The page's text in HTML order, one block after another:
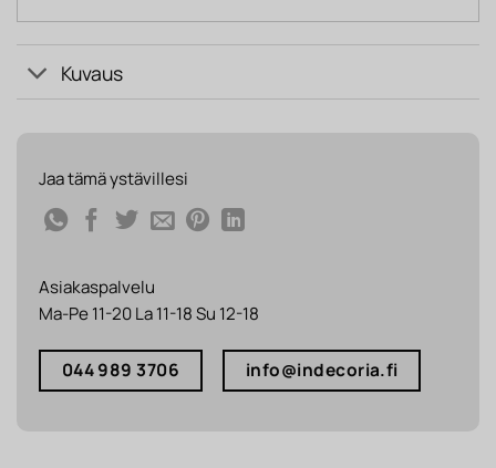
Kuvaus
Jaa tämä ystävillesi
Asiakaspalvelu
Ma-Pe 11-20 La 11-18 Su 12-18
044 989 3706 info@indecoria.fi